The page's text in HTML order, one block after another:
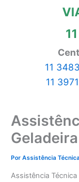
11
11
PorAssistência
Assistência Técnica